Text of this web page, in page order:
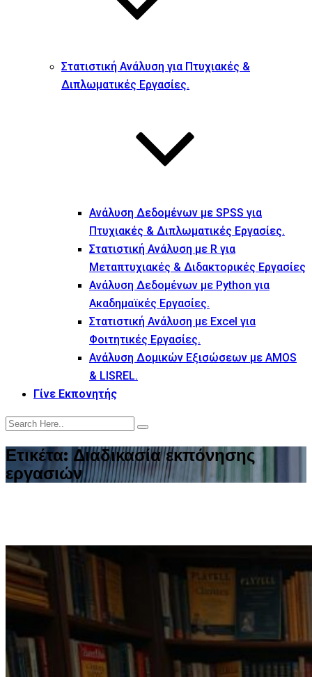
Στατιστική Ανάλυση για Πτυχιακές &
Διπλωματικές Εργασίες.
Ανάλυση Δεδομένων με SPSS για
Πτυχιακές & Διπλωματικές Εργασίες.
Στατιστική Ανάλυση με R για
Μεταπτυχιακές & Διδακτορικές Εργασίες
Ανάλυση Δεδομένων με Python για
Ακαδημαϊκές Εργασίες.
Στατιστική Ανάλυση με Excel για
Φοιτητικές Εργασίες.
Ανάλυση Δομικών Εξισώσεων με AMOS
& LISREL.
Γίνε Εκπονητής
Ετικέτα: Διαδικασία εκπόνησης
εργασιών